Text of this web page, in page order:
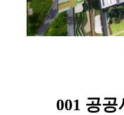
001 공